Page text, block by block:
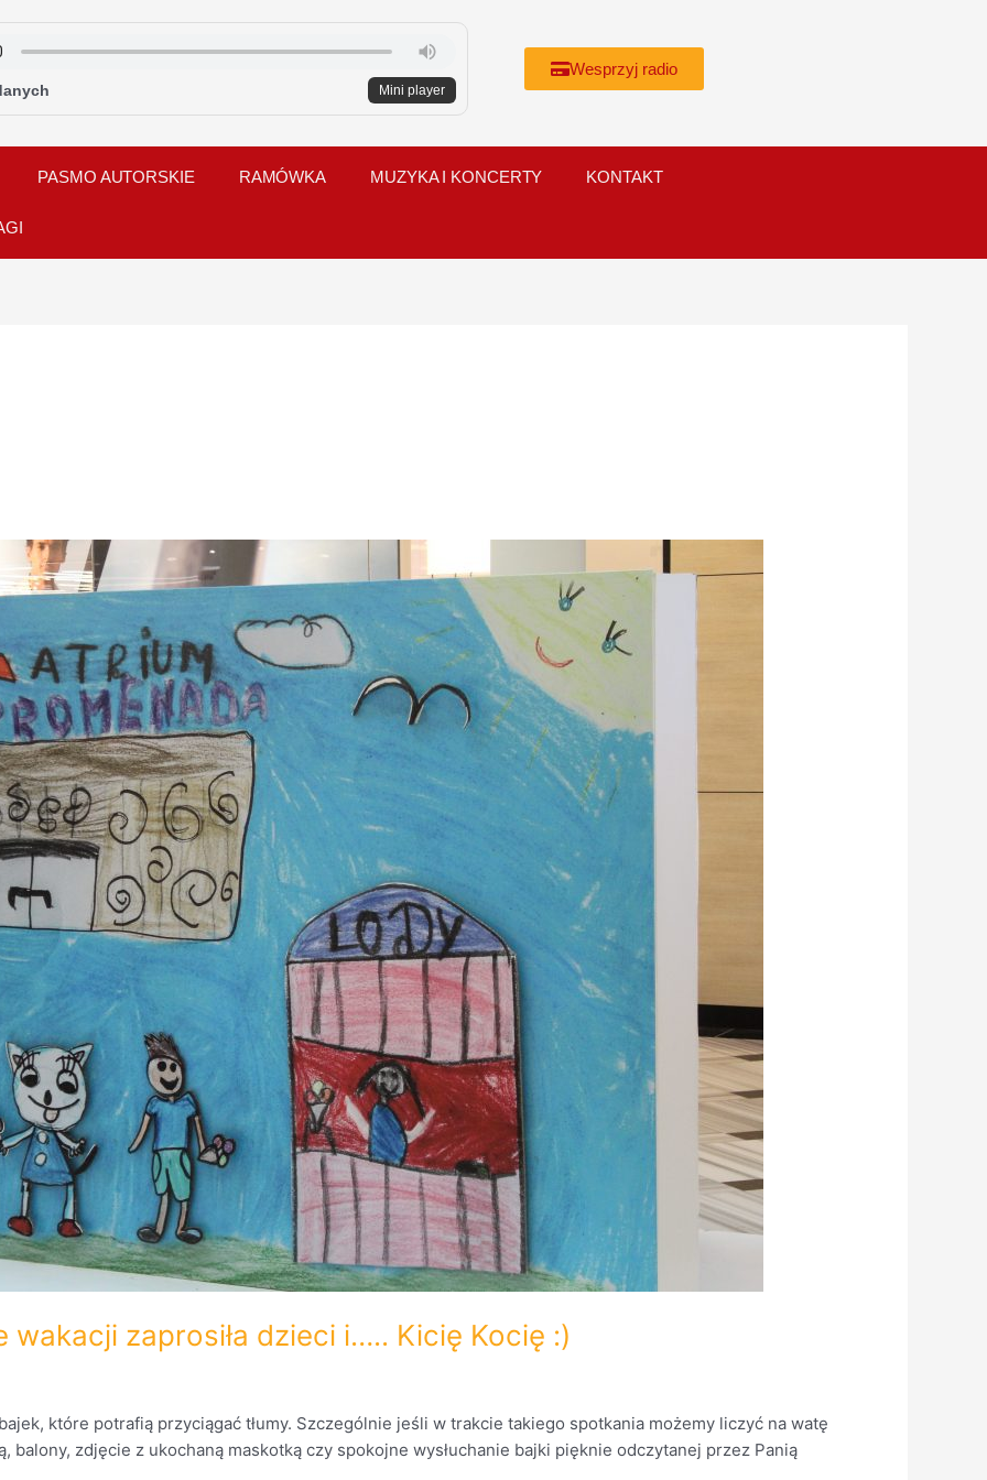
Mini player
Wesprzyj radio
PASMO AUTORSKIE RAMÓWKA MUZYKA I KONCERTY KONTAKT
wakacji zaprosiła dzieci i….. Kicię Kocię :)
które potrafią przyciągać tłumy. Szczególnie jeśli w trakcie takiego spotkania możemy liczyć na watę
zdjęcie z ukochaną maskotką czy spokojne wysłuchanie bajki pięknie odczytanej przez Panią